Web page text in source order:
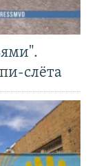
слёта